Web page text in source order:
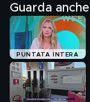
Guarda anche
PUNTATA INTERA